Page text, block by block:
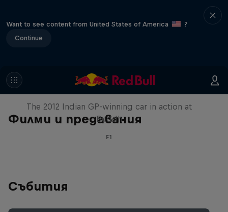
Want to see content from United States of America
?
Continue
Филми и предавания
F1 Car Returns to India
The 2012 Indian GP-winning car in action at
Buddh
F1
Събития